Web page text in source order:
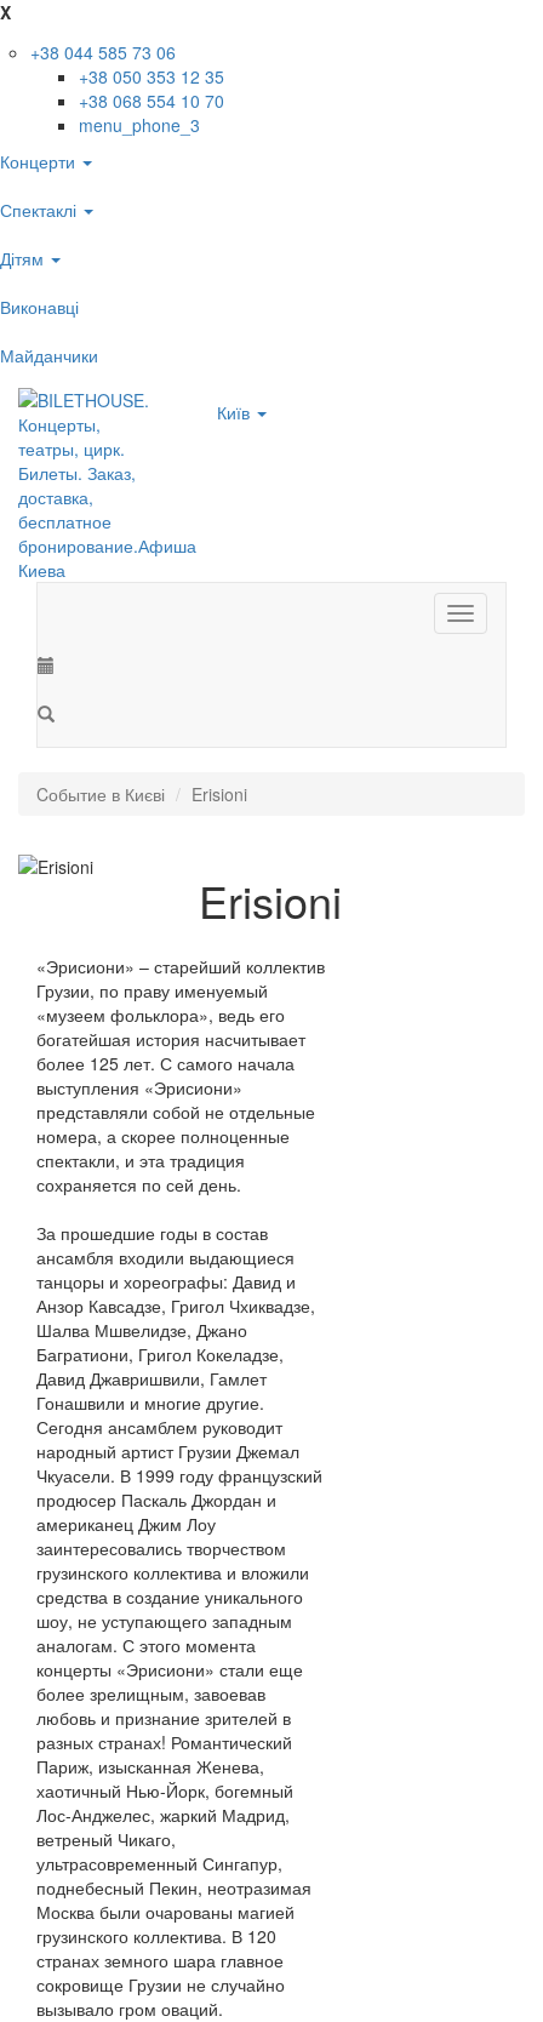
X
+38 044 585 73 06
+38 050 353 12 35
+38 068 554 10 70
menu_phone_3
Концерти
Спектаклі
Дітям
Виконавці
Майданчики
Київ
Toggle
navigation
Cобытие в Києві Erisioni
Erisioni
«Эрисиони» – старейший коллектив
Грузии, по праву именуемый
«музеем фольклора», ведь его
богатейшая история насчитывает
более 125 лет. С самого начала
выступления «Эрисиони»
представляли собой не отдельные
номера, а скорее полноценные
спектакли, и эта традиция
сохраняется по сей день.
За прошедшие годы в состав
ансамбля входили выдающиеся
танцоры и хореографы: Давид и
Анзор Кавсадзе, Григол Чхиквадзе,
Шалва Мшвелидзе, Джано
Багратиони, Григол Кокеладзе,
Давид Джавришвили, Гамлет
Гонашвили и многие другие.
Сегодня ансамблем руководит
народный артист Грузии Джемал
Чкуасели. В 1999 году французский
продюсер Паскаль Джордан и
американец Джим Лоу
заинтересовались творчеством
грузинского коллектива и вложили
средства в создание уникального
шоу, не уступающего западным
аналогам. С этого момента
концерты «Эрисиони» стали еще
более зрелищным, завоевав
любовь и признание зрителей в
разных странах! Романтический
Париж, изысканная Женева,
хаотичный Нью-Йорк, богемный
Лос-Анджелес, жаркий Мадрид,
ветреный Чикаго,
ультрасовременный Сингапур,
поднебесный Пекин, неотразимая
Москва были очарованы магией
грузинского коллектива. В 120
странах земного шара главное
сокровище Грузии не случайно
вызывало гром оваций.